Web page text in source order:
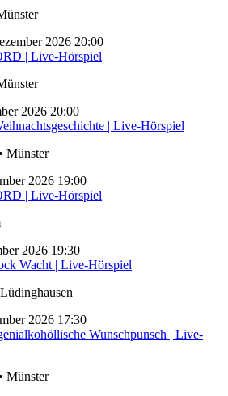
2026 20:00
| Live-Hörspiel
2026 20:00
| Live-Hörspiel
Münster
2026 19:00
| Live-Hörspiel
2026 19:30
Wacht | Live-Hörspiel
2026 17:30
Wunschpunsch | Live-
Münster